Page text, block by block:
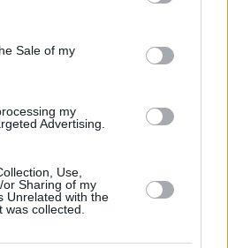
and its third-party tags to
purposes in below Google
Sale of my
my
Advertising.
Use,
Sharing of my
Unrelated with the
collected.